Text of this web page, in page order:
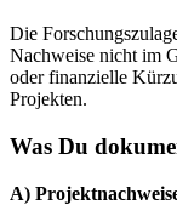
Die
Nachweise nicht im
oder finanzielle
Projekten.
Was Du
A)